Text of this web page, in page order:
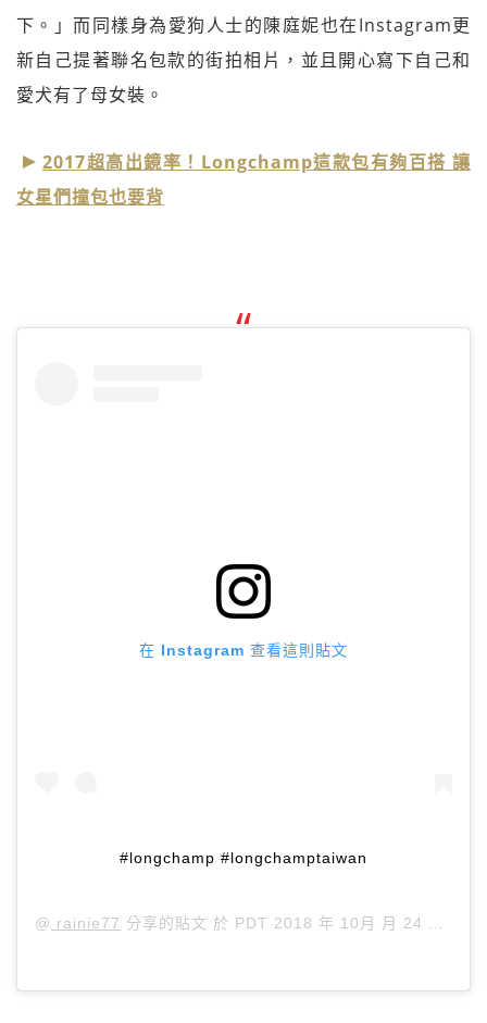
下。」而同樣身為愛狗人士的陳庭妮也在Instagram更
新自己提著聯名包款的街拍相片，並且開心寫下自己和
愛犬有了母女裝。
2017超高出鏡率！Longchamp這款包有夠百搭 讓
女星們撞包也要背
在 Instagram 查看這則貼文
#longchamp #longchamptaiwan
@ rainie77 分享的貼文 於 PDT 2018 年 10月 月 24 日 下午 11:24